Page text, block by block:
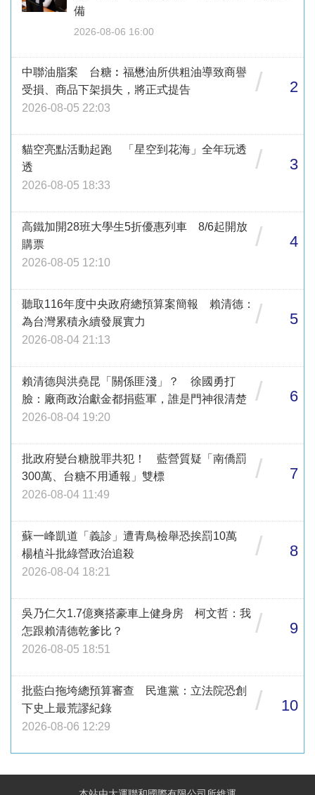
備
2026-08-06 16:00
中聯油脂案 台糖︰福懋油所供粗油導致商譽
受損、商品下架損失，將正式提告
2026-08-05 22:03
/ 2
貓空亮點活動起跑 「星空到花海」全年玩透
透
2026-08-05 18:33
/ 3
高鐵加開28班大學生5折優惠列車 8/6起開放
購票
2026-08-05 12:10
/ 4
聽取116年度中央政府總預算案簡報 賴清德：
為台灣累積永續發展實力
2026-08-04 21:13
/ 5
賴清德與洪堯昆「關係匪淺」？ 徐國勇打
臉：廠商政治獻金都捐藍軍，誰是門神很清楚
2026-08-04 19:20
/ 6
批政府變台糖脫罪共犯！ 藍營質疑「南僑罰
300萬、台糖不用通報」雙標
2026-08-04 11:49
/ 7
蘇一峰凱道「義診」遭青鳥檢舉恐挨罰10萬
楊植斗批綠營政治追殺
2026-08-04 18:21
/ 8
吳乃仁欠1.7億爽搭豪車上健身房 柯文哲：我
怎跟賴清德乾爹比？
2026-08-05 18:51
/ 9
批藍白拖垮總預算審查 民進黨：立法院恐創
下史上最荒謬紀錄
2026-08-06 12:29
/ 10